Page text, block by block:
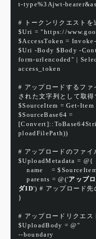
t-type%3Ajwt-
# トークンリクエストを
$Uri = "https://
$AccessToken =
$Uri -Body $Body -
form-urlencoded" |
access_token
# アップロードするファ
された文字列として取得
$SourceItem = Get-
$SourceBase64 =
ploadFilePath))
# アップロードのファイ
$UploadMetadata = @{
name    =
    parents = @('
アップ
ダID') # アップロード
}
# アップロードリクエス
$UploadBody = @"
--boundary